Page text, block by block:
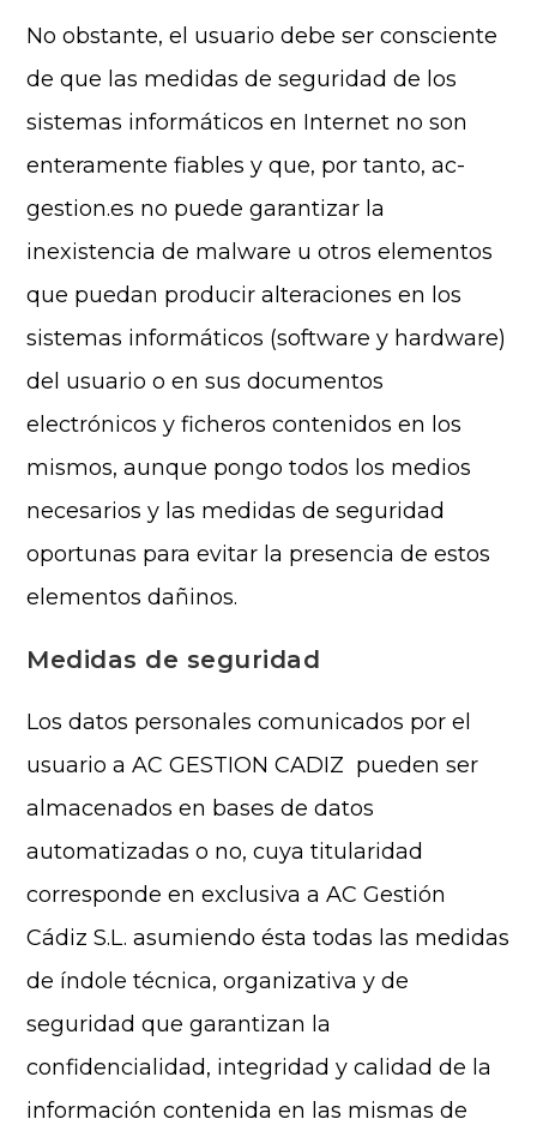
No obstante, el usuario debe ser consciente
de que las medidas de seguridad de los
sistemas informáticos en Internet no son
enteramente fiables y que, por tanto, ac-
gestion.es no puede garantizar la
inexistencia de malware u otros elementos
que puedan producir alteraciones en los
sistemas informáticos (software y hardware)
del usuario o en sus documentos
electrónicos y ficheros contenidos en los
mismos, aunque pongo todos los medios
necesarios y las medidas de seguridad
oportunas para evitar la presencia de estos
elementos dañinos.
Medidas de seguridad
Los datos personales comunicados por el
usuario a AC GESTION CADIZ pueden ser
almacenados en bases de datos
automatizadas o no, cuya titularidad
corresponde en exclusiva a AC Gestión
Cádiz S.L. asumiendo ésta todas las medidas
de índole técnica, organizativa y de
seguridad que garantizan la
confidencialidad, integridad y calidad de la
información contenida en las mismas de